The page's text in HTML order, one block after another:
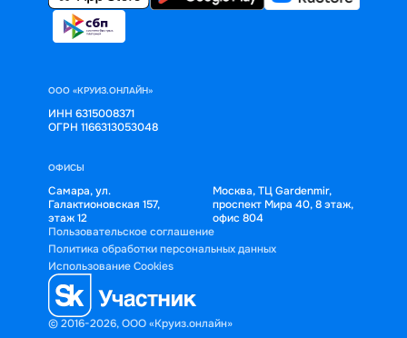
ООО «КРУИЗ.ОНЛАЙН»
ИНН 6315008371
ОГРН 1166313053048
ОФИСЫ
Самара, ул.
Галактионовская 157,
этаж 12
Москва, ТЦ Gardenmir,
проспект Мира 40, 8 этаж,
офис 804
© 2016-2026, ООО «Круиз.онлайн»
Пользовательское соглашение
Политика обработки персональных данных
Использование Cookies